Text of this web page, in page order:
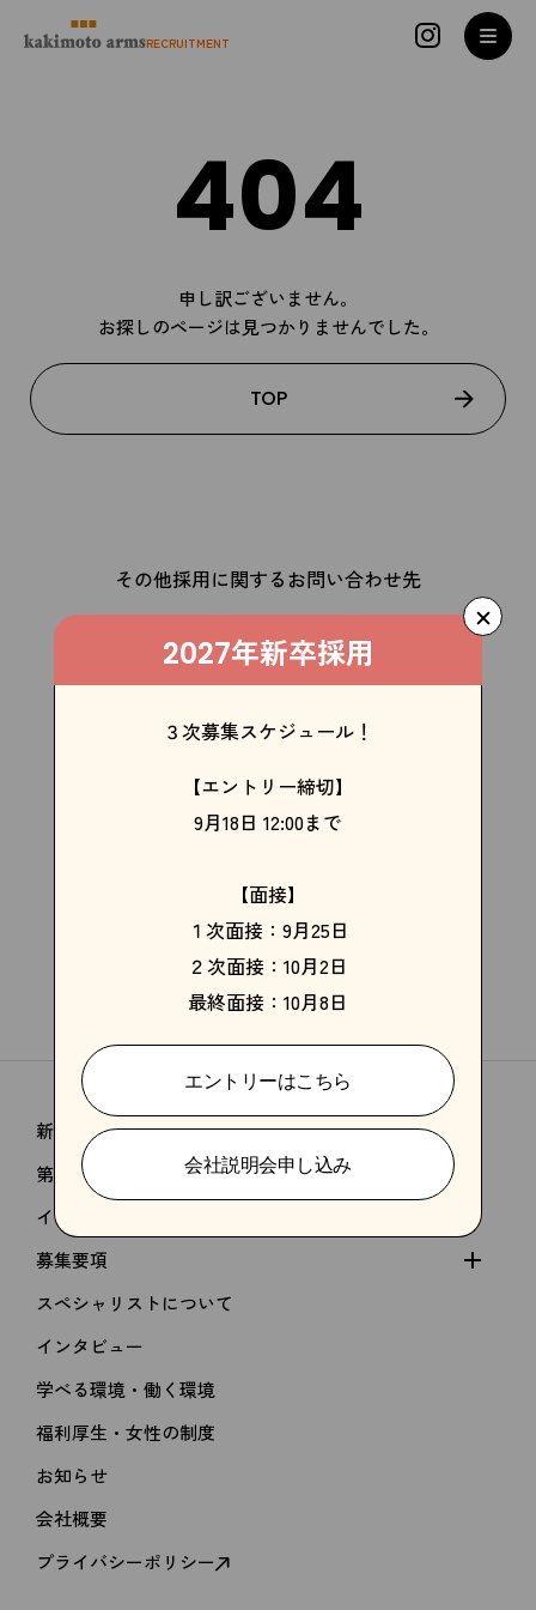
RECRUITMENT
404
申し訳ございません。
お探しのページは見つかりませんでした。
TOP
その他採用に関するお問い合わせ先
CONTACT
kakimoto arms head office
03-5464-0018
月〜金 9:30~18:00
採用専用LINEアカウント
新卒採用
第二新卒 / 中途採用
インターン・バイト・パート採用
募集要項
スペシャリストについて
インタビュー
学べる環境・働く環境
福利厚生・女性の制度
お知らせ
会社概要
プライバシーポリシー
kakimoto arms
MEN'S GROOMING SALON
RECRUIT
2027年新卒採用
３次募集スケジュール！
【エントリー締切】
9月18日 12:00まで
【面接】
１次面接：9月25日
２次面接：10月2日
最終面接：10月8日
エントリーはこちら
会社説明会申し込み